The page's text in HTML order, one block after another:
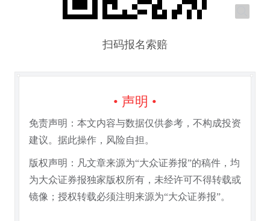
扫码报名索赔
• 声明 •
免责声明：本文内容与数据仅供参考，不构成投资
建议。据此操作，风险自担。
版权声明：凡文章来源为“大众证券报”的稿件，均
为大众证券报独家版权所有，未经许可不得转载或
镜像；授权转载必须注明来源为“大众证券报”。